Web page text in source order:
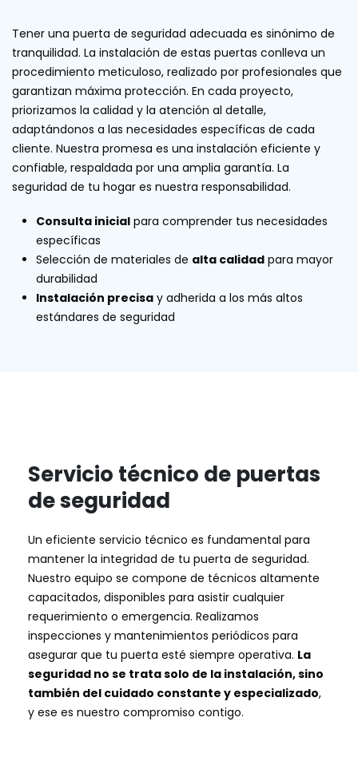
Tener una puerta de seguridad adecuada es sinónimo de
tranquilidad. La instalación de estas puertas conlleva un
procedimiento meticuloso, realizado por profesionales que
garantizan máxima protección. En cada proyecto,
priorizamos la calidad y la atención al detalle,
adaptándonos a las necesidades específicas de cada
cliente. Nuestra promesa es una instalación eficiente y
confiable, respaldada por una amplia garantía. La
seguridad de tu hogar es nuestra responsabilidad.
Consulta inicialpara comprender tus necesidades
específicas
Selección de materiales de alta calidadpara mayor
durabilidad
Instalación precisay adherida a los más altos
estándares de seguridad
Servicio técnico de puertas
de seguridad
Un eficiente servicio técnico es fundamental para
mantener la integridad de tu puerta de seguridad.
Nuestro equipo se compone de técnicos altamente
capacitados, disponibles para asistir cualquier
requerimiento o emergencia. Realizamos
inspecciones y mantenimientos periódicos para
asegurar que tu puerta esté siempre operativa. La
seguridad no se trata solo de la instalación, sino
también del cuidado constante y especializado,
y ese es nuestro compromiso contigo.